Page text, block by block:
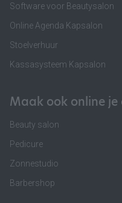
Software voor Beautysalon
Online Agenda Kapsalon
Stoelverhuur
Kassasysteem Kapsalon
Maak ook online
Beauty salon
Pedicure
Zonnestudio
Barbershop